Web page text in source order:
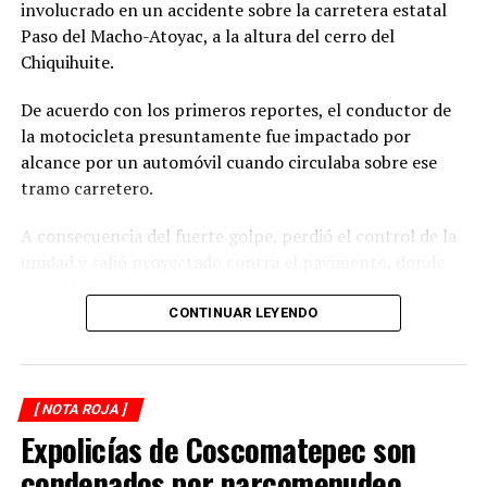
involucrado en un accidente sobre la carretera estatal
Paso del Macho-Atoyac, a la altura del cerro del
Chiquihuite.
De acuerdo con los primeros reportes, el conductor de
la motocicleta presuntamente fue impactado por
alcance por un automóvil cuando circulaba sobre ese
tramo carretero.
A consecuencia del fuerte golpe, perdió el control de la
Testigos del accidente solicitaron de inmediato el apoyo
de los cuerpos de emergencia al percatarse de que el
asfáltica, mientras otros automovilistas redujeron la
velocidad para evitar otro percance.
CONTINUAR LEYENDO
[ NOTA ROJA ]
Expolicías de Coscomatepec son